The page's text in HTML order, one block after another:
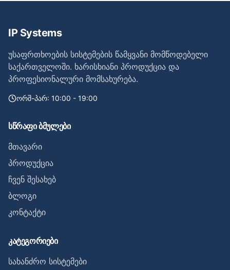
IP Systems
უსაფრთხოების სისტემების წამყვანი მომწოდებელი
საქართველოში. ხარისხიანი პროდუქცია და
პროფესიონალური მომსახურება.
ორშ-პარ: 10:00 - 19:00
სწრაფი ბმულები
მთავარი
პროდუქცია
ჩვენ შესახებ
ბლოგი
კონტაქტი
კატეგორიები
სახანძრო სისტემები